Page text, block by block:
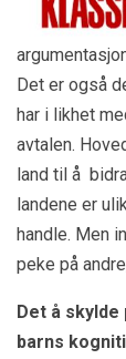
Det er også
har i likhet
avtalen.
land til å
landene er
handle. Men
peke på
Det å
barns